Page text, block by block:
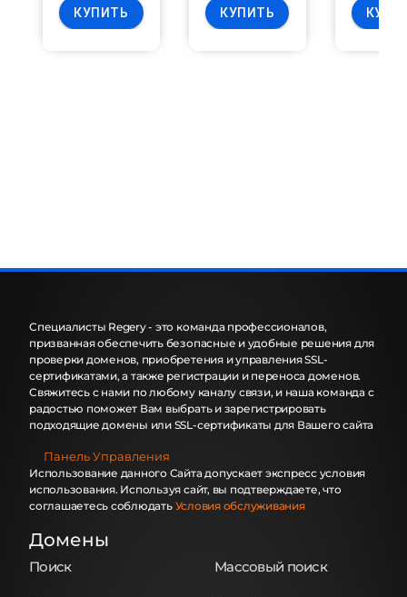
КУПИТЬ КУПИТЬ
Специалисты Regery - это команда профессионалов,
призванная обеспечить безопасные и удобные решения для
проверки доменов, приобретения и управления SSL-
сертификатами, а также регистрации и переноса доменов.
Свяжитесь с нами по любому каналу связи, и наша команда с
радостью поможет Вам выбрать и зарегистрировать
подходящие домены или SSL-сертификаты для Вашего сайта
Панель Управления
Использование данного Сайта допускает экспресс условия
использования. Используя сайт, вы подтверждаете, что
соглашаетесь соблюдать Условия обслуживания
Домены
Поиск Массовый поиск